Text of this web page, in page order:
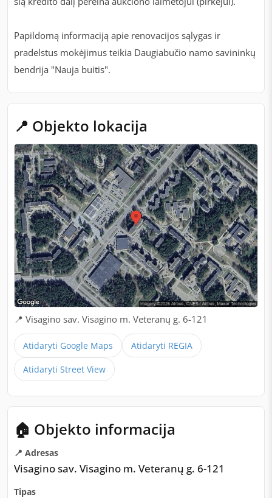
Papildomą informaciją apie renovacijos sąlygas ir
pradelstus mokėjimus teikia Daugiabučio namo savininkų
bendrija "Nauja buitis".
📍 Objekto lokacija
📍 Visagino sav. Visagino m. Veteranų g. 6-121
Atidaryti Google Maps Atidaryti REGIA
Atidaryti Street View
🏠 Objekto informacija
📍 Adresas
Visagino sav. Visagino m. Veteranų g. 6-121
Tipas